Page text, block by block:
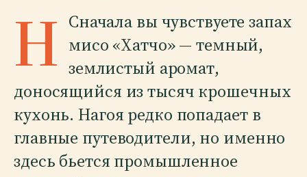
Н Сначала вы чувствуете запах
мисо «Хатчо» — темный,
землистый аромат,
доносящийся из тысяч крошечных
кухонь. Нагоя редко попадает в
главные путеводители, но именно
здесь бьется промышленное